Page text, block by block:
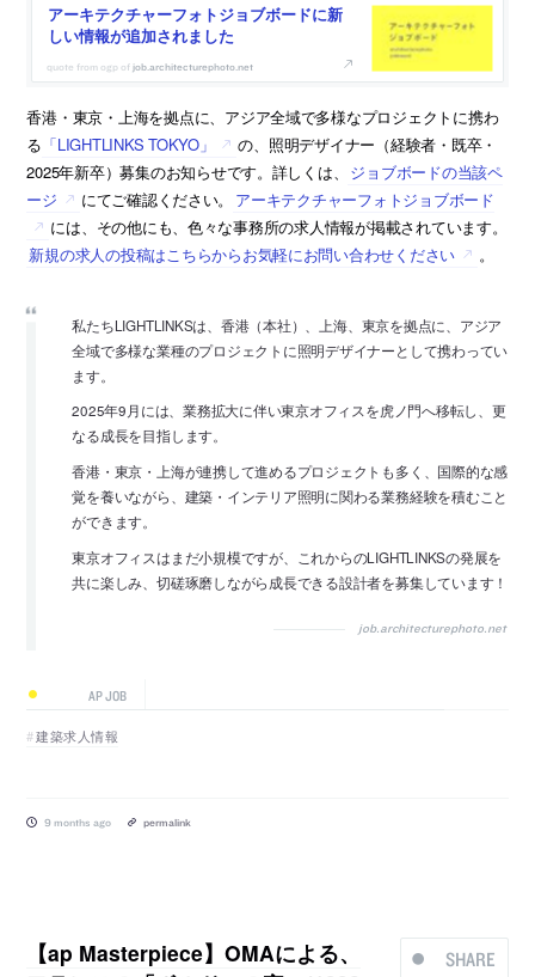
アーキテクチャーフォトジョブボードに新
しい情報が追加されました
job.architecturephoto.net
香港・東京・上海を拠点に、アジア全域で多様なプロジェクトに携わ
る 「LIGHTLINKS TOKYO」
の、照明デザイナー（経験者・既卒・
2025年新卒）募集のお知らせです。詳しくは、
ジョブボードの当該ペ
ージ
にてご確認ください。
アーキテクチャーフォトジョブボード
には、その他にも、色々な事務所の求人情報が掲載されています。
新規の求人の投稿はこちらからお気軽にお問い合わせください
。
私たちLIGHTLINKSは、香港（本社）、上海、東京を拠点に、アジア
全域で多様な業種のプロジェクトに照明デザイナーとして携わってい
ます。
2025年9月には、業務拡大に伴い東京オフィスを虎ノ門へ移転し、更
なる成長を目指します。
香港・東京・上海が連携して進めるプロジェクトも多く、国際的な感
覚を養いながら、建築・インテリア照明に関わる業務経験を積むこと
ができます。
東京オフィスはまだ小規模ですが、これからのLIGHTLINKSの発展を
共に楽しみ、切磋琢磨しながら成長できる設計者を募集しています！
job.architecturephoto.net
AP JOB
建築求人情報
9 months ago permalink
SHARE
【ap Masterpiece】OMAによる、